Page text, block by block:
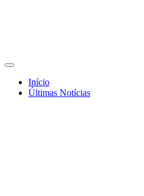
Início
Últimas Notícias